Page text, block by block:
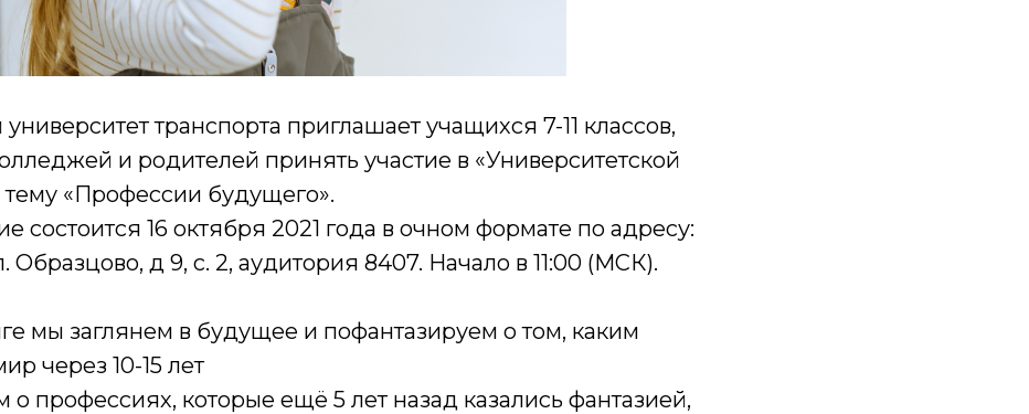
транспорта приглашает учащихся 7-11 классов,
и родителей принять участие в «Университетской
тему «Профессии будущего».
состоится 16 октября 2021 года в очном формате по адресу:
Образцово, д 9, с. 2, аудитория 8407. Начало в 11:00 (МСК).
мы заглянем в будущее и пофантазируем о том, каким
через 10-15 лет
о профессиях, которые ещё 5 лет назад казались фантазией,